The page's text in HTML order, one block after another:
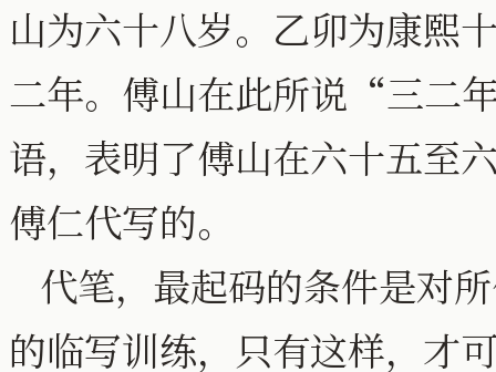
山为六十八岁。乙卯为康熙
二年。傅山在此所说“三二
语，表明了傅山在六十五至
傅仁代写的。
代笔，最起码的条件是对
的临写训练，只有这样，才